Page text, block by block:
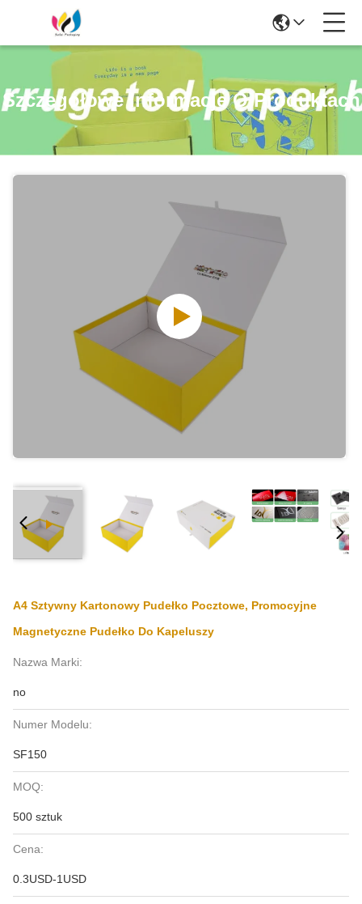
Szczegółowe Informacje O Produktach
A4 Sztywny Kartonowy Pudełko Pocztowe, Promocyjne
Magnetyczne Pudełko Do Kapeluszy
Nazwa Marki:
no
Numer Modelu:
SF150
MOQ:
500 sztuk
Cena:
0.3USD-1USD